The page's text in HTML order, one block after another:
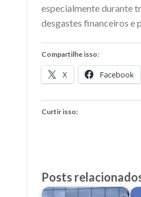
especialmente durante
desgastes financeiros e
Compartilhe isso:
X Facebook
Curtir isso:
Posts